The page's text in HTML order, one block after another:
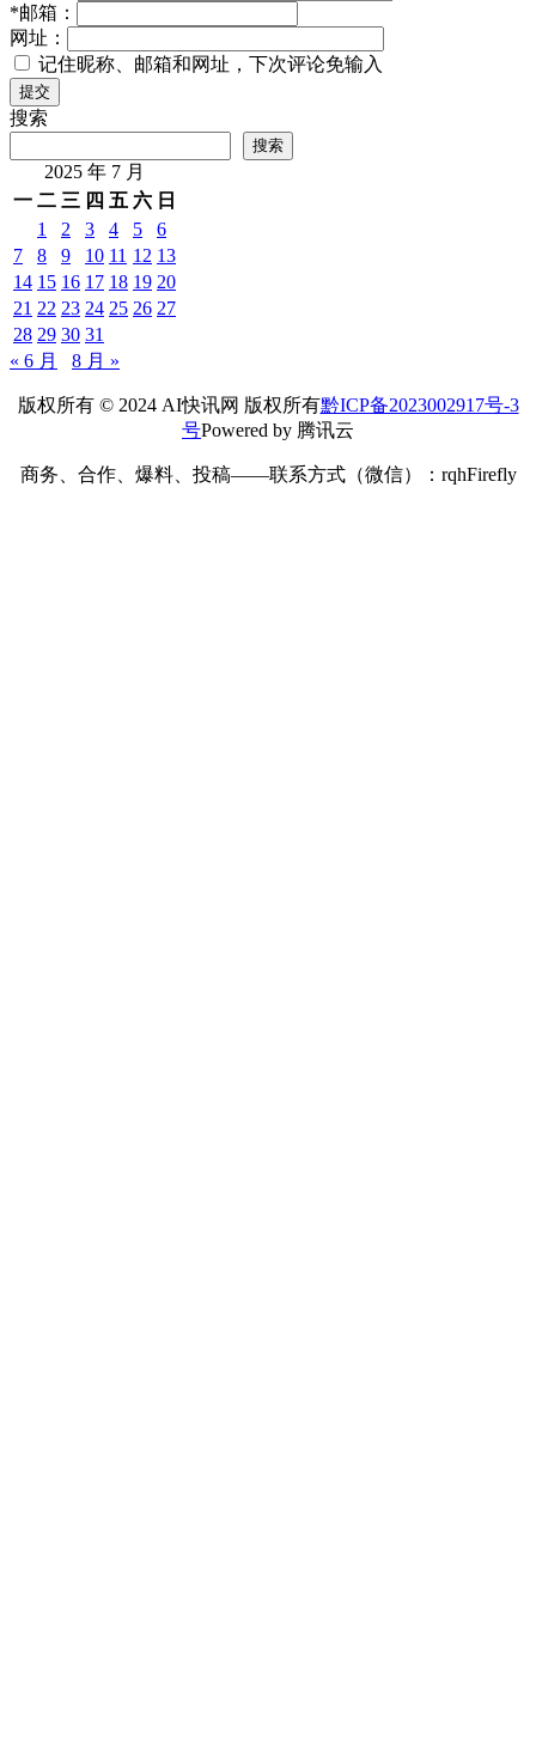
*邮箱：
网址：
记住昵称、邮箱和网址，下次评论免输入
提交
搜索
搜索
2025 年 7 月
一 二 三 四 五 六 日
1
2 3 4 5
6
7
8 9 10 11 12 13
14 15 16 17 18 19 20
21 22 23 24 25 26 27
28 29 30 31
« 6 月
8 月 »
版权所有 © 2024 AI快讯网 版权所有黔ICP备2023002917号-3
号Powered by 腾讯云
商务、合作、爆料、投稿——联系方式（微信）：rqhFirefly